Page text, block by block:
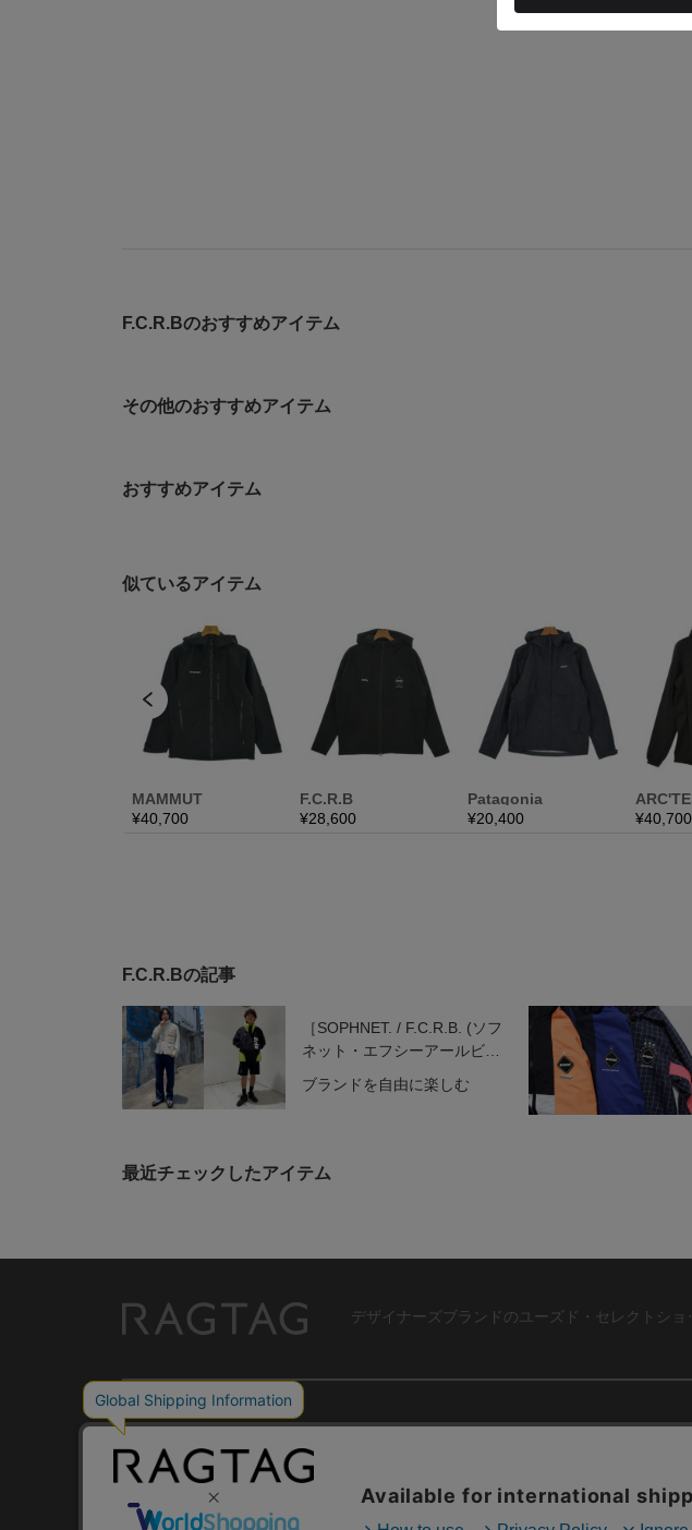
F.C.R.Bのおすすめアイテム
その他のおすすめアイテム
おすすめアイテム
F.C.R.Bの記事
［SOPHNET. / F.C.R.B. (ソフ
ネット・エフシーアールビ
ー)］のコーディネート・着
こなし特集
ブランドを自由に楽しむ
最近チェックしたアイテム
デザイナーズブランドのユーズド・セレクトショ
USER GUIDE
ご利用ガイド
ショップリスト
コーポレ